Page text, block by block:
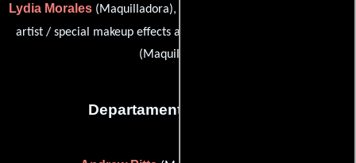
Lydia Morales(Maquilladora),
artist / special makeup effects artist) y
(Maquilladora)
Departamento de sonido